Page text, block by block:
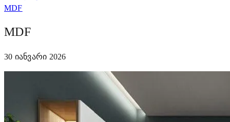
MDF
MDF
30 იანვარი 2026